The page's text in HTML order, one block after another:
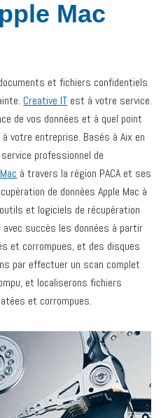
Mac
et fichiers confidentiels
Creative IT est à votre service.
de vos données et à quel point
votre entreprise. Basés à Aix en
professionnel de
à travers la région PACA et ses
de données Apple Mac à
et logiciels de récupération
avec succès les données à partir
et corrompues, et des disques
par effectuer un scan complet
et localiserons fichiers
et corrompues.